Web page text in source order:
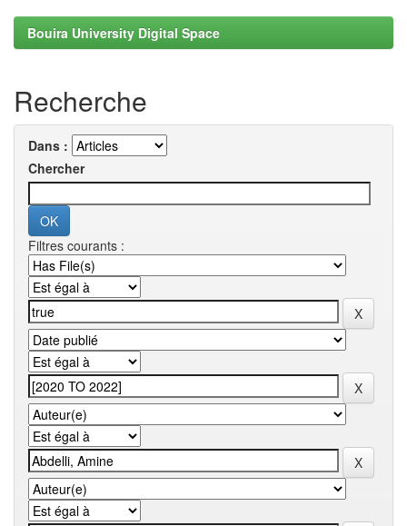
Bouira University Digital Space
Recherche
Dans :
Chercher
Filtres courants :